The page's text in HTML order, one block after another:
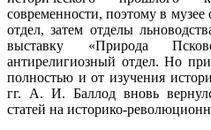
современности, поэтому в
отдел, затем отделы
выставку «Природа
антирелигиозный отдел. Но
полностью и от изучения
гг. А. И. Баллод вновь
статей на историко-